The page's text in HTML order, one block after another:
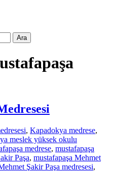
, Kapadokya medrese,
meslek yüksek okulu
medrese, mustafapaşa
Paşa, mustafapaşa Mehmet
Şakir Paşa medresesi,